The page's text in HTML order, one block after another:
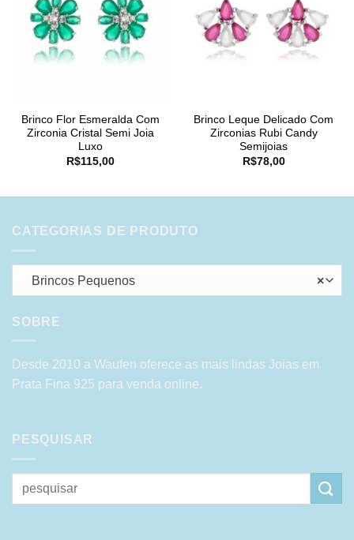
Brinco Flor Esmeralda Com
Zirconia Cristal Semi Joia
Luxo
R$115,00
Brinco Leque Delicado Com
Zirconias Rubi Candy
Semijoias
R$78,00
CATEGORIAS DE PRODUTO
×
Brincos Pequenos
SOBRE
Desde 2010 a Waufen oferece as mais lindas Joias em
Prata Fina 925 para venda online.
PESQUISAR
Pesquisar
por: